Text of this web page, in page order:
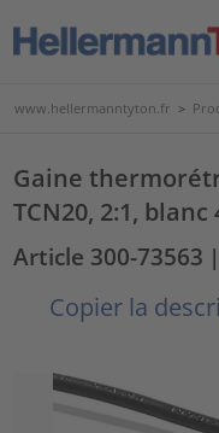
www.hellermanntyton.fr >
Gaine
TCN20, 2:1,
Article 300-73563
Copier la